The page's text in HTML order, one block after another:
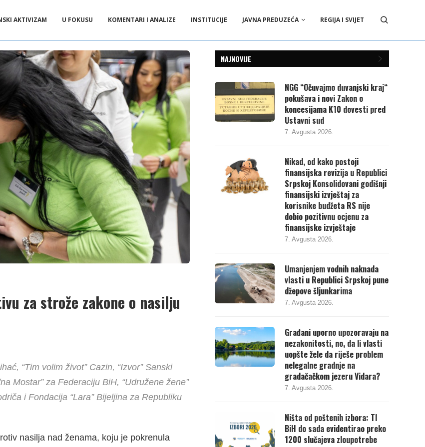
AKTIVIZAM U FOKUSU KOMENTARI I ANALIZE INSTITUCIJE JAVNA PREDUZEĆA REGIJA I SVIJET
za strože zakone o nasilju
“Tim volim život” Cazin, “Izvor” Sanski
Mostar” za Federaciju BiH, “Udružene žene”
i Fondacija “Lara” Bijeljina za Republiku
nasilja nad ženama, koju je pokrenula
NAJNOVIJE
NGG “Očuvajmo duvanjski kraj“
pokušava i novi Zakon o
koncesijama K10 dovesti pred
Ustavni sud
7. Avgusta 2026.
Nikad, od kako postoji
finansijska revizija u Republici
Srpskoj Konsolidovani godišnji
finansijski izvještaj za
korisnike budžeta RS nije
dobio pozitivnu ocjenu za
finansijske izvještaje
7. Avgusta 2026.
Umanjenjem vodnih naknada
vlasti u Republici Srpskoj pune
džepove šljunkarima
7. Avgusta 2026.
Građani uporno upozoravaju na
nezakonitosti, no, da li vlasti
uopšte žele da riješe problem
nelegalne gradnje na
gradačačkom jezeru Vidara?
7. Avgusta 2026.
Ništa od poštenih izbora: TI
BiH do sada evidentirao preko
1200 slučajeva zloupotrebe